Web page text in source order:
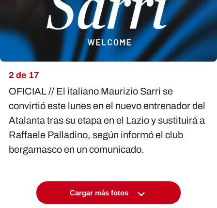
2 de 17
OFICIAL // El italiano Maurizio Sarri se
convirtió este lunes en el nuevo entrenador del
Atalanta tras su etapa en el Lazio y sustituirá a
Raffaele Palladino, según informó el club
bergamasco en un comunicado.
Cargar más fotos